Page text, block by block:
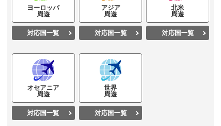
ヨーロッパ
周遊
対応国一覧
アジア
周遊
対応国一覧
北米
周遊
対応国一覧
オセアニア
周遊
対応国一覧
世界
周遊
対応国一覧